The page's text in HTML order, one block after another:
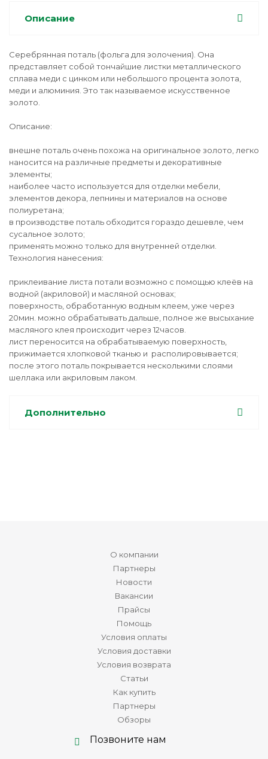
Описание
Серебрянная поталь (фольга для золочения). Она
представляет собой тончайшие листки металлического
сплава меди с цинком или небольшого процента золота,
меди и алюминия. Это так называемое искусственное
золото.
Описание:
внешне поталь очень похожа на оригинальное золото, легко
наносится на различные предметы и декоративные
элементы;
наиболее часто используется для отделки мебели,
элементов декора, лепнины и материалов на основе
полиуретана;
в производстве поталь обходится гораздо дешевле, чем
сусальное золото;
применять можно только для внутренней отделки.
Технология нанесения:
приклеивание листа потали возможно с помощью клеёв на
водной (акриловой) и масляной основах;
поверхность, обработанную водным клеем, уже через
20мин. можно обрабатывать дальше, полное же высыхание
масляного клея происходит через 12часов.
лист переносится на обрабатываемую поверхность,
прижимается хлопковой тканью и располировывается;
после этого поталь покрывается несколькими слоями
шеллака или акриловым лаком.
Дополнительно
О компании
Партнеры
Новости
Вакансии
Прайсы
Помощь
Условия оплаты
Условия доставки
Условия возврата
Статьи
Как купить
Партнеры
Обзоры
Позвоните нам